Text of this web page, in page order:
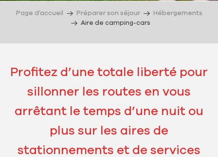
Page d’accueil Préparer son séjour
Hébergements
Aire de camping-cars
Profitez d’une totale liberté pour
sillonner les routes en vous
arrêtant le temps d’une nuit ou
plus sur les aires de
stationnements et de services